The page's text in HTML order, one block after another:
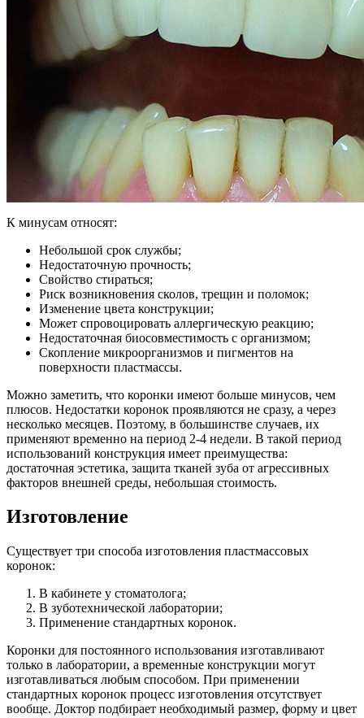
К минусам относят:
Небольшой срок службы;
Недостаточную прочность;
Свойство стираться;
Риск возникновения сколов, трещин и поломок;
Изменение цвета конструкции;
Может спровоцировать аллергическую реакцию;
Недостаточная биосовместимость с организмом;
Скопление микроорганизмов и пигментов на
поверхности пластмассы.
Можно заметить, что коронки имеют больше минусов, чем
плюсов. Недостатки коронок проявляются не сразу, а через
несколько месяцев. Поэтому, в большинстве случаев, их
применяют временно на период 2-4 недели. В такой период
использований конструкция имеет преимущества:
достаточная эстетика, защита тканей зуба от агрессивных
факторов внешней среды, небольшая стоимость.
Изготовление
Существует три способа изготовления пластмассовых
коронок:
В кабинете у стоматолога;
В зуботехнической лаборатории;
Применение стандартных коронок.
Коронки для постоянного использования изготавливают
только в лаборатории, а временные конструкции могут
изготавливаться любым способом. При применении
стандартных коронок процесс изготовления отсутствует
вообще. Доктор подбирает необходимый размер, форму и цвет